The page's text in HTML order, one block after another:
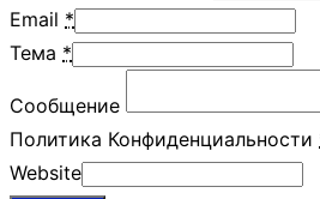
Email *
Тема *
Сообщение
Политика Конфиденциальности
Website